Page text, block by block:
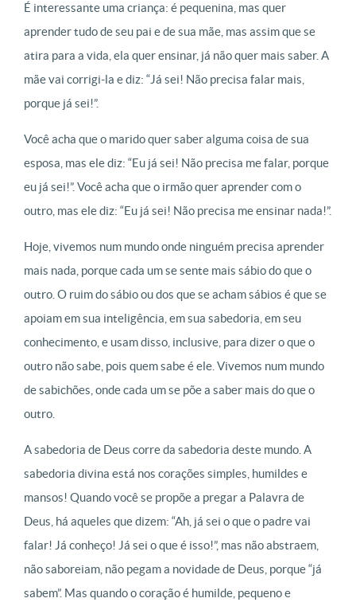
É interessante uma criança: é pequenina, mas quer
aprender tudo de seu pai e de sua mãe, mas assim que se
atira para a vida, ela quer ensinar, já não quer mais saber. A
mãe vai corrigi-la e diz: “Já sei! Não precisa falar mais,
porque já sei!”.
Você acha que o marido quer saber alguma coisa de sua
esposa, mas ele diz: “Eu já sei! Não precisa me falar, porque
eu já sei!”. Você acha que o irmão quer aprender com o
outro, mas ele diz: “Eu já sei! Não precisa me ensinar nada!”.
Hoje, vivemos num mundo onde ninguém precisa aprender
mais nada, porque cada um se sente mais sábio do que o
outro. O ruim do sábio ou dos que se acham sábios é que se
apoiam em sua inteligência, em sua sabedoria, em seu
conhecimento, e usam disso, inclusive, para dizer o que o
outro não sabe, pois quem sabe é ele. Vivemos num mundo
de sabichões, onde cada um se põe a saber mais do que o
outro.
A sabedoria de Deus corre da sabedoria deste mundo. A
sabedoria divina está nos corações simples, humildes e
mansos! Quando você se propõe a pregar a Palavra de
Deus, há aqueles que dizem: “Ah, já sei o que o padre vai
falar! Já conheço! Já sei o que é isso!”, mas não abstraem,
não saboreiam, não pegam a novidade de Deus, porque “já
sabem”. Mas quando o coração é humilde, pequeno e